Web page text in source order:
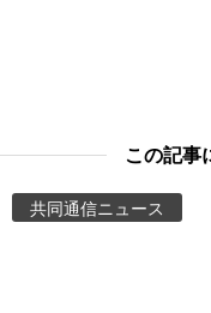
People
この記事
共同通信ニュース